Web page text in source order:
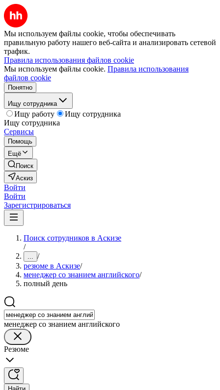
Мы используем файлы cookie, чтобы обеспечивать
правильную работу нашего веб-сайта и анализировать сетевой
трафик.
Правила использования файлов cookie
Мы используем файлы cookie. Правила использования
файлов cookie
Понятно
Ищу сотрудника
Ищу работу
Ищу сотрудника
Ищу сотрудника
Сервисы
Помощь
Ещё
Поиск
Аскиз
Войти
Войти
Зарегистрироваться
Поиск сотрудников в Аскизе
/
... /
резюме в Аскизе/
менеджер со знанием английского/
полный день
менеджер со знанием английского
Резюме